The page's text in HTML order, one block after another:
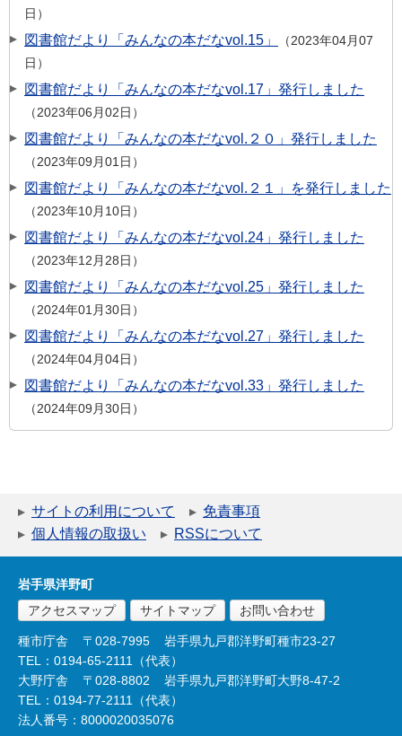
日
図書館だより「みんなの本だなvol.15」
2023年04月07
日
図書館だより「みんなの本だなvol.17」発行しました
2023年06月02日
図書館だより「みんなの本だなvol.２０」発行しました
2023年09月01日
図書館だより「みんなの本だなvol.２１」を発行しました
2023年10月10日
図書館だより「みんなの本だなvol.24」発行しました
2023年12月28日
図書館だより「みんなの本だなvol.25」発行しました
2024年01月30日
図書館だより「みんなの本だなvol.27」発行しました
2024年04月04日
図書館だより「みんなの本だなvol.33」発行しました
2024年09月30日
サイトの利用について
免責事項
個人情報の取扱い
RSSについて
岩手県洋野町
アクセスマップ
サイトマップ お問い合わせ
種市庁舎 〒028-7995
岩手県九戸郡洋野町種市23-27
TEL：0194-65-2111（代表）
大野庁舎
〒028-8802
岩手県九戸郡洋野町大野8-47-2
TEL：0194-77-2111（代表）
法人番号：8000020035076